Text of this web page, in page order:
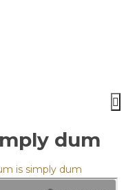
dum
is simply dum